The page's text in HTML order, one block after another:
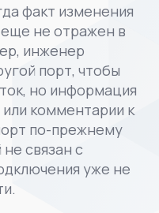
факт изменения
не отражен в
инженер
порт, чтобы
но информация
комментарии к
по-прежнему
связан с
уже не